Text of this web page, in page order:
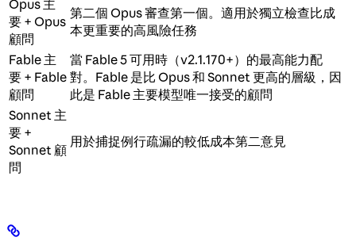
Opus 主
要 + Opus
顧問
第二個 Opus 審查第一個。適用於獨立檢查比成
本更重要的高風險任務
Fable 主
要 + Fable
顧問
當 Fable 5 可用時（v2.1.170+）的最高能力配
對。Fable 是比 Opus 和 Sonnet 更高的層級，因
此是 Fable 主要模型唯一接受的顧問
Sonnet 主
要 +
Sonnet 顧
問
用於捕捉例行疏漏的較低成本第二意見